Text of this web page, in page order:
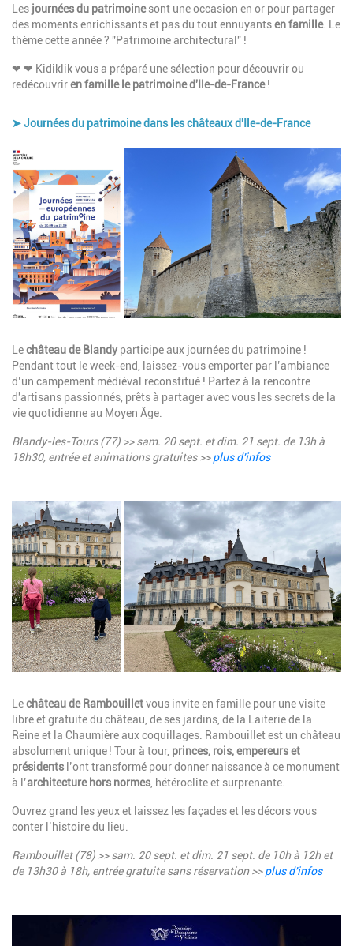
Description
Les journées du patrimoinesont une occasion en or pour partager
des moments enrichissants et pas du tout ennuyantsen famille. Le
thème cette année ? "Patrimoine architectural" !
❤ ❤ Kidiklik vous a préparé une sélection pour découvrir ou
redécouvriren famille le patrimoined'Ile-de-France!
➤ Journées du patrimoine dans les châteaux d'Ile-de-France
Image
Description
Lechâteau de Blandyparticipe aux journées du patrimoine !
Pendant tout le week-end, laissez-vous emporter par l’ambiance
d’un campement médiéval reconstitué ! Partez à la rencontre
d'artisans passionnés, prêts à partager avec vous les secrets de la
vie quotidienne au Moyen Âge.
Blandy-les-Tours (77) >> sam. 20 sept. et dim. 21 sept. de 13h à
18h30, entrée et animations gratuites >>plus d'infos
Image
Description
Lechâteau de Rambouilletvous invite en famille pour une visite
libre et gratuite du château, de ses jardins, de la Laiterie de la
Reine et la Chaumière aux coquillages. Rambouillet est un château
absolument unique ! Tour à tour, princes, rois, empereurs et
présidents l’ont transformé pour donner naissance à ce monument
à l’architecture hors normes , hétéroclite et surprenante.
Ouvrez grand les yeux et laissez les façades et les décors vous
conter l’histoire du lieu.
Rambouillet (78) >> sam. 20 sept. et dim. 21 sept. de 10h à 12h et
de 13h30 à 18h, entrée gratuite sans réservation >>plus d'infos